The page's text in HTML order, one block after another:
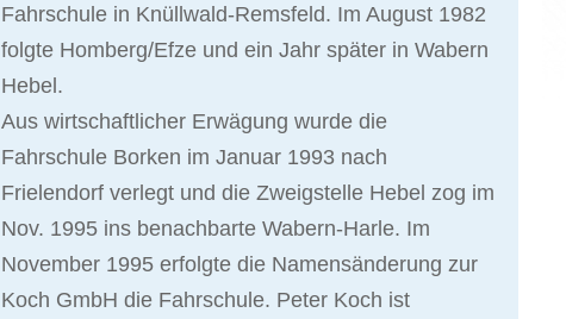
Fahrschule in Knüllwald-Remsfeld. Im August 1982
folgte Homberg/Efze und ein Jahr später in Wabern
Hebel.
Aus wirtschaftlicher Erwägung wurde die
Fahrschule Borken im Januar 1993 nach
Frielendorf verlegt und die Zweigstelle Hebel zog im
Nov. 1995 ins benachbarte Wabern-Harle. Im
November 1995 erfolgte die Namensänderung zur
Koch GmbH die Fahrschule. Peter Koch ist